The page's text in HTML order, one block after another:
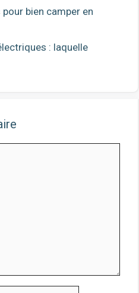
bien camper en
: laquelle